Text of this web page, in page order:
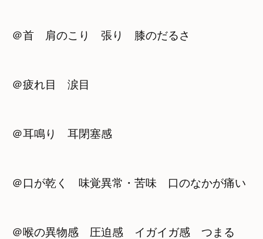
＠首　肩のこり　張り　膝のだるさ
＠疲れ目　涙目
＠耳鳴り　耳閉塞感
＠口が乾く　味覚異常・苦味　口のなかが痛い
＠喉の異物感　圧迫感　イガイガ感　つまる